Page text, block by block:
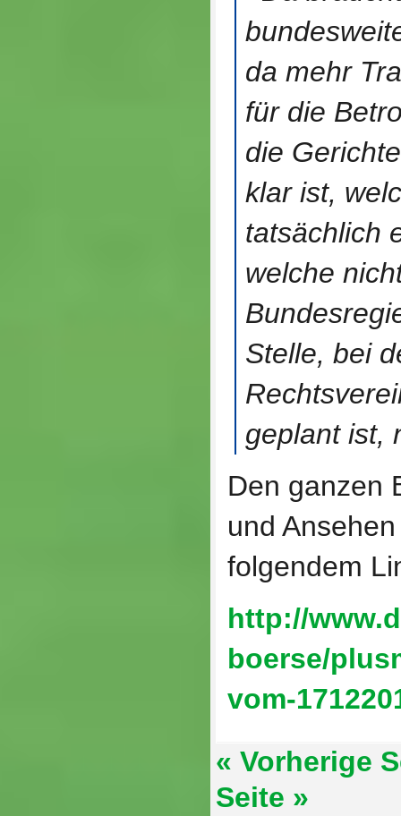
da mehr
für die
die
klar ist,
tatsächlich
welche
Stelle, bei
geplant ist,
Den ganzen
und
folgendem
http://
boerse/
vom-
« Vorherige
Seite »